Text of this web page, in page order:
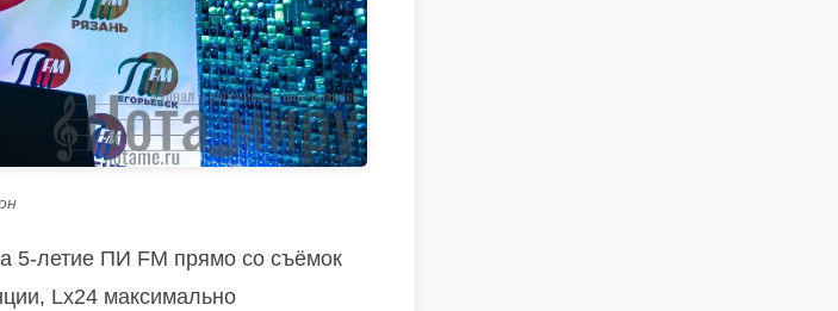
5-летие ПИ FM прямо со съёмок
Lx24 максимально